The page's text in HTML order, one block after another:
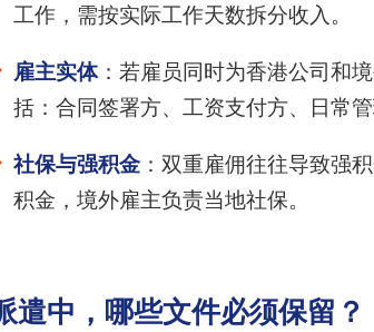
工作，需按实际工作天数拆分收入。
雇主实体：若雇员同时为香港公司和
括：合同签署方、工资支付方、日常管
社保与强积金：双重雇佣往往导致强
积金，境外雇主负责当地社保。
遣中，哪些文件必须保留？